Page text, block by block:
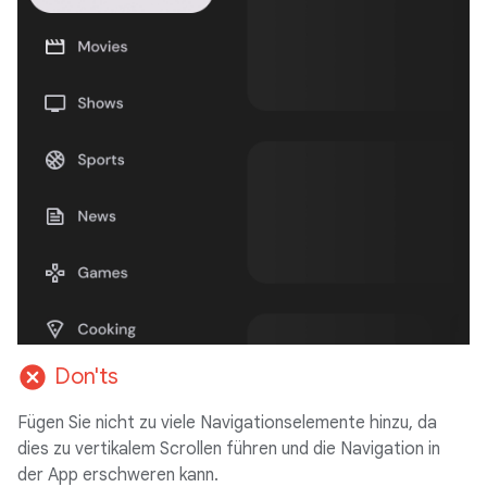
cancel Don'ts
Fügen Sie nicht zu viele Navigationselemente hinzu, da
dies zu vertikalem Scrollen führen und die Navigation in
der App erschweren kann.